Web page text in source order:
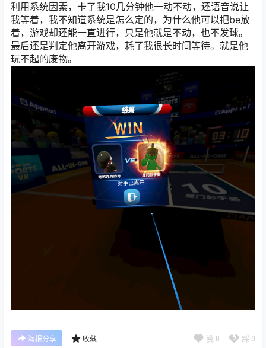
利用系统因素，卡了我10几分钟他一动不动，还语音说让
我等着，我不知道系统是怎么定的，为什么他可以把be放
着，游戏却还能一直进行，只是他就是不动，也不发球。
最后还是判定他离开游戏，耗了我很长时间等待。就是他
玩不起的废物。
海报分享 收藏 赞 0 踩 0